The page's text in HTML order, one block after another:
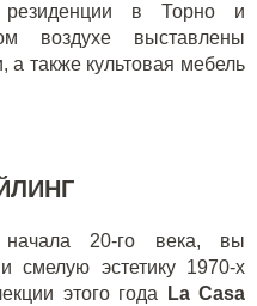
резиденции в Торно и
воздухе выставлены
а также культовая мебель
20-го века, вы
смелую эстетику 1970-х
этого года
La Casa